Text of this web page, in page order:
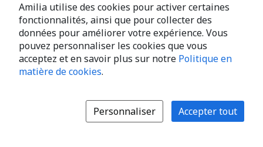
Amilia utilise des cookies pour activer certaines
fonctionnalités, ainsi que pour collecter des
données pour améliorer votre expérience. Vous
pouvez personnaliser les cookies que vous
acceptez et en savoir plus sur notre Politique en
matière de cookies.
Personnaliser Accepter tout